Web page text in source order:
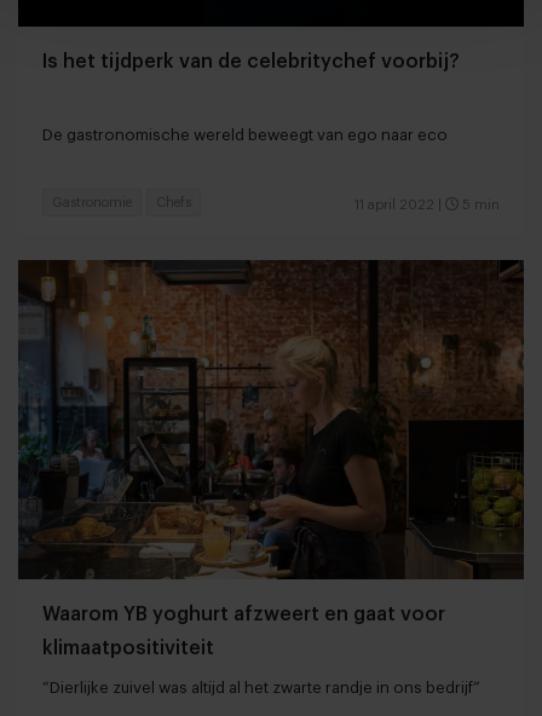
Is het tijdperk van de celebritychef voorbij?
De gastronomische wereld beweegt van ego naar eco
11 april 2022 5 min
Gastronomie Chefs
Waarom YB yoghurt afzweert en gaat voor
klimaatpositiviteit
“Dierlijke zuivel was altijd al het zwarte randje in ons bedrijf”